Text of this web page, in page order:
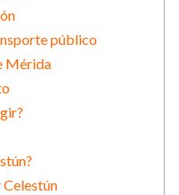
público
Mérida